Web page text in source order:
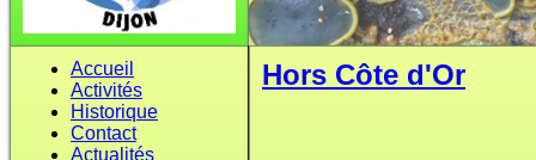
Accueil
Activités
Historique
Contact
Actualités
Hors Côte d'Or